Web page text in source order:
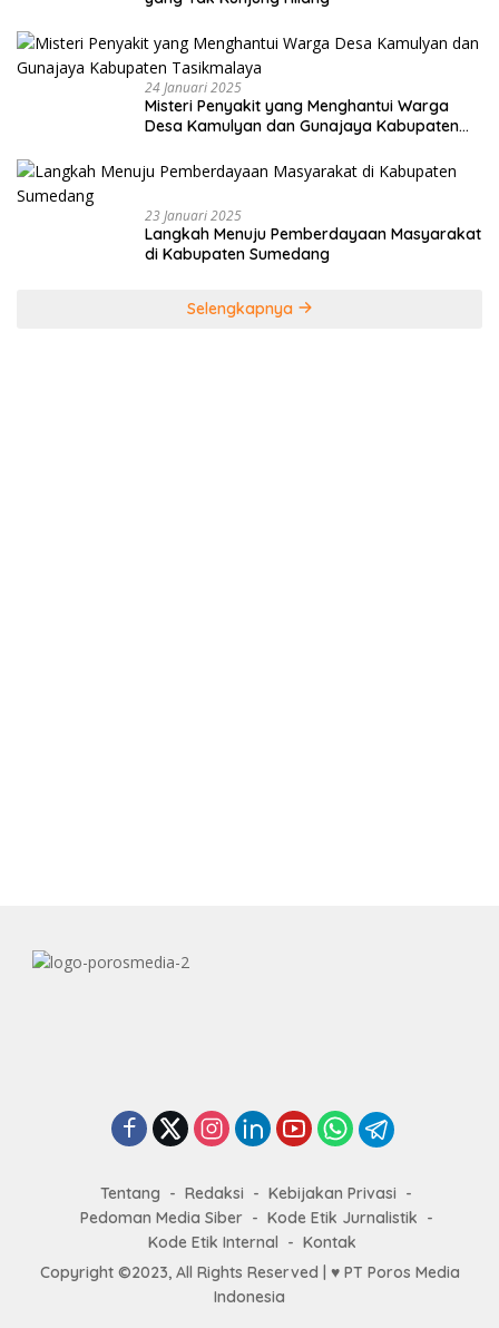
24 Januari 2025
Misteri Penyakit yang Menghantui Warga
Desa Kamulyan dan Gunajaya Kabupaten
23 Januari 2025
Langkah Menuju Pemberdayaan Masyarakat
di Kabupaten Sumedang
Selengkapnya
Tentang Redaksi
Kebijakan Privasi
Pedoman Media Siber
Kode Etik Jurnalistik
Kode Etik Internal
Kontak
Copyright ©2023, All Rights Reserved | ♥ PT Poros Media
Indonesia